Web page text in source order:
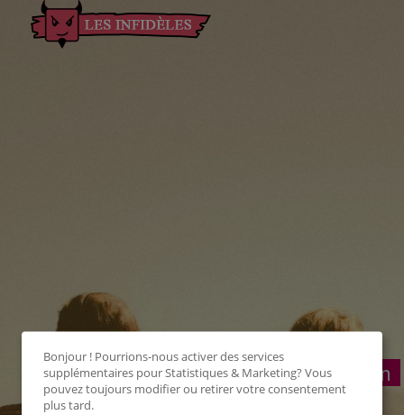
Connexion
Bonjour ! Pourrions-nous activer des services
supplémentaires pourStatistiques & Marketing? Vous
pouvez toujours modifier ou retirer votre consentement
plus tard.